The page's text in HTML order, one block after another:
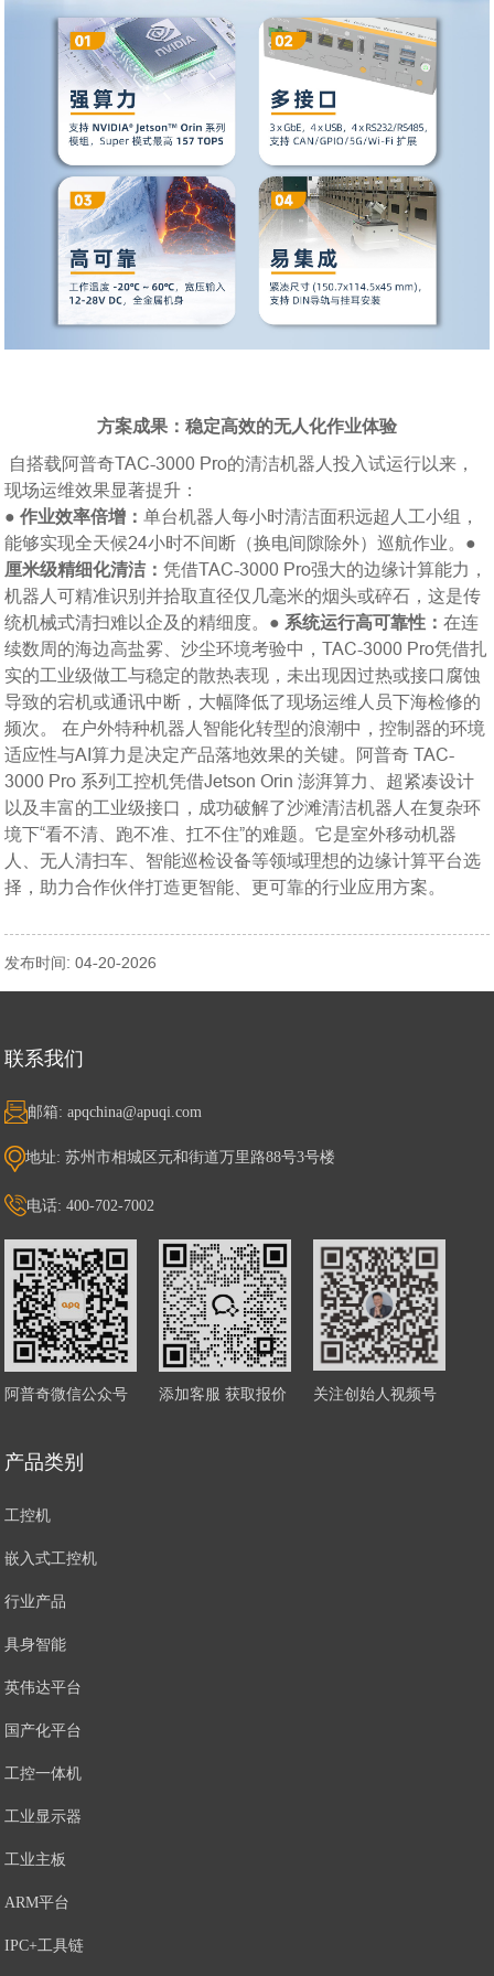
方案成果：稳定高效的无人化作业体验
自搭载阿普奇TAC-3000 Pro的清洁机器人投入试运行以来，
现场运维效果显著提升：
● 作业效率倍增：单台机器人每小时清洁面积远超人工小组，
能够实现全天候24小时不间断（换电间隙除外）巡航作业。 ●
厘米级精细化清洁：凭借TAC-3000 Pro强大的边缘计算能力，
机器人可精准识别并拾取直径仅几毫米的烟头或碎石，这是传
统机械式清扫难以企及的精细度。 ● 系统运行高可靠性：在连
续数周的海边高盐雾、沙尘环境考验中，TAC-3000 Pro凭借扎
实的工业级做工与稳定的散热表现，未出现因过热或接口腐蚀
导致的宕机或通讯中断，大幅降低了现场运维人员下海检修的
频次。
在户外特种机器人智能化转型的浪潮中，控制器的环境
适应性与AI算力是决定产品落地效果的关键。阿普奇 TAC-
3000 Pro 系列工控机凭借Jetson Orin 澎湃算力、超紧凑设计
以及丰富的工业级接口，成功破解了沙滩清洁机器人在复杂环
境下“看不清、跑不准、扛不住”的难题。它是室外移动机器
人、无人清扫车、智能巡检设备等领域理想的边缘计算平台选
择，助力合作伙伴打造更智能、更可靠的行业应用方案。
发布时间: 04-20-2026
联系我们
邮箱: apqchina@apuqi.com
地址: 苏州市相城区元和街道万里路88号3号楼
电话: 400-702-7002
阿普奇微信公众号 添加客服 获取报价 关注创始人视频号
产品类别
工控机
嵌入式工控机
行业产品
具身智能
英伟达平台
国产化平台
工控一体机
工业显示器
工业主板
ARM平台
IPC+工具链